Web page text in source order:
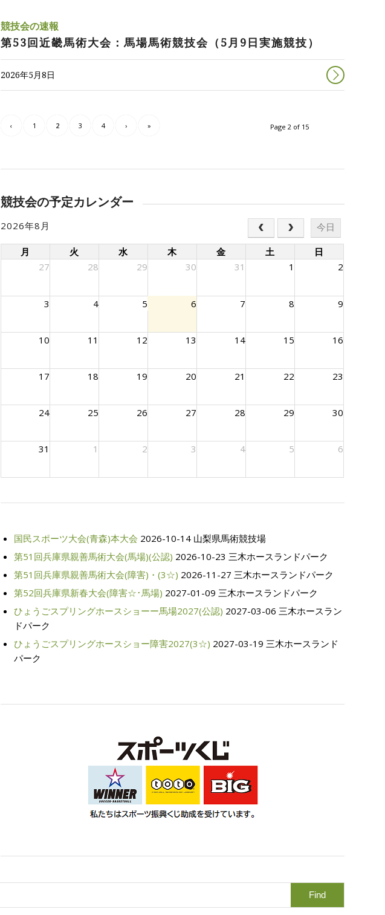
競技会の速報
第53回近畿馬術大会：馬場馬術競技会（5月9日実施競技）
2026年5月8日
Page 2 of 15
‹ 1 2 3 4 › »
競技会の予定カレンダー
2026年8月 今日
月 火 水 木 金 土
日
27
28 29 30 31 1 2
3 4 5 6 7 8 9
10 11 12 13 14 15 16
17 18 19 20 21 22 23
24 25 26 27 28 29 30
31 1 2 3 4 5 6
国民スポーツ大会(青森)本大会 2026-10-14 山梨県馬術競技場
第51回兵庫県親善馬術大会(馬場)(公認) 2026-10-23 三木ホースランドパーク
第51回兵庫県親善馬術大会(障害)・(3☆) 2026-11-27 三木ホースランドパーク
第52回兵庫県新春大会(障害☆･馬場) 2027-01-09 三木ホースランドパーク
ひょうごスプリングホースショーー馬場2027(公認) 2027-03-06 三木ホースラン
ドパーク
ひょうごスプリングホースショー障害2027(3☆) 2027-03-19 三木ホースランド
パーク